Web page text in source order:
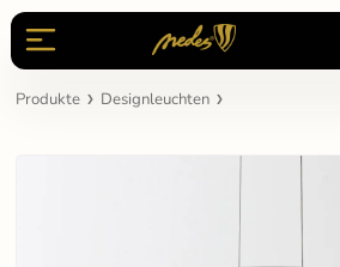
Produkte Designleuchten